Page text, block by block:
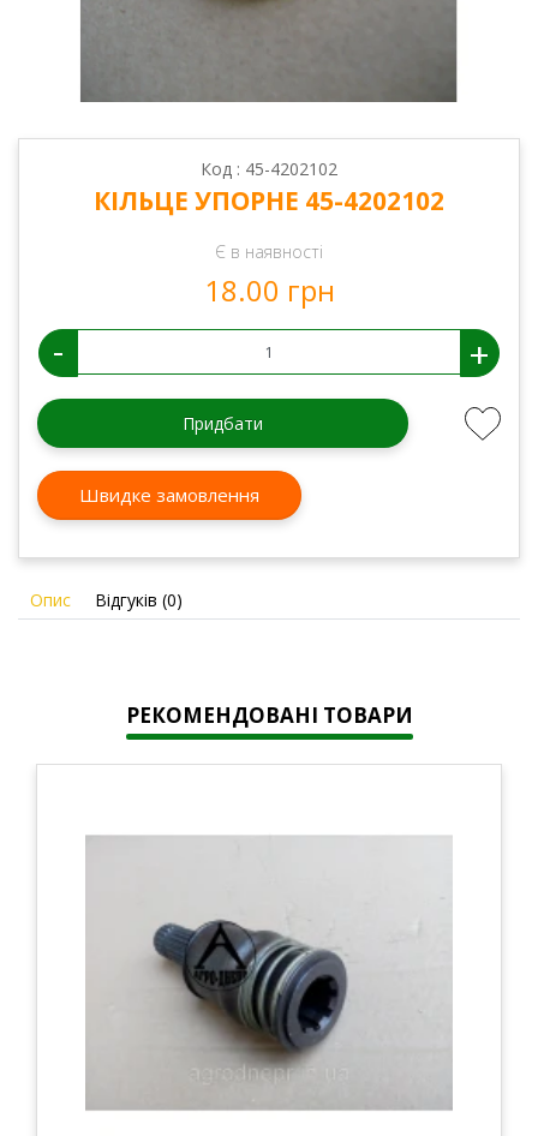
Код : 45-4202102
КІЛЬЦЕ УПОРНЕ 45-4202102
Є в наявності
18.00 грн
- +
Придбати
Швидке замовлення
Опис Відгуків (0)
РЕКОМЕНДОВАНІ ТОВАРИ